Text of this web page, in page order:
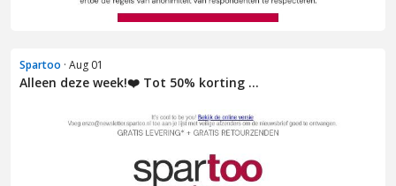
Spartoo · Aug 01
Alleen deze week!❤️ Tot 50% korting ...